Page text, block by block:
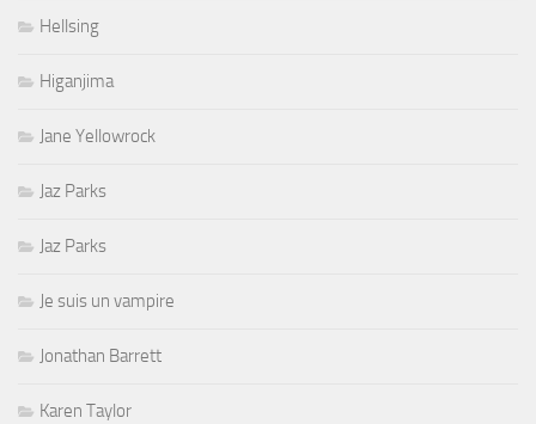
Hellsing
Higanjima
Jane Yellowrock
Jaz Parks
Jaz Parks
Je suis un vampire
Jonathan Barrett
Karen Taylor